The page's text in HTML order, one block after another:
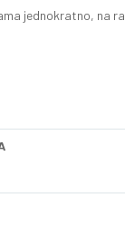
jednokratno, na